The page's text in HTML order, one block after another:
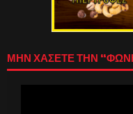
ΜΗΝ ΧΑΣΕΤΕ ΤΗΝ